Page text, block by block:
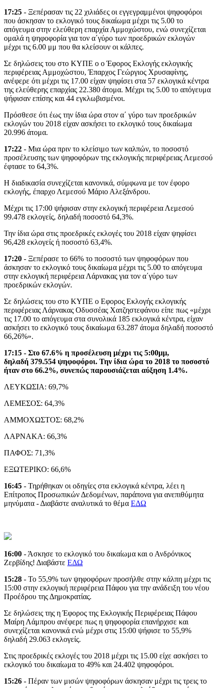
17:25 - Ξεπέρασαν τις 22 χιλιάδες οι εγγεγραμμένοι ψηφοφόροι
που άσκησαν το εκλογικό τους δικαίωμα μέχρι τις 5.00 το
απόγευμα στην ελεύθερη επαρχία Αμμοχώστου, ενώ συνεχίζεται
ομαλά η ψηφοφορία για τον α΄γύρο των προεδρικών εκλογών
μέχρι τις 6.00 μμ που θα κλείσουν οι κάλπες.
Σε δηλώσεις του στο ΚΥΠΕ ο ο Έφορος Εκλογής εκλογικής
περιφέρειας Αμμοχώστου, Έπαρχος Γεώργιος Χρυσαφίνης,
ανέφερε ότι μέχρι τις 17.00 είχαν ψηφίσει στα 57 εκλογικά κέντρα
της ελεύθερης επαρχίας 22.380 άτομα. Μέχρι τις 5.00 το απόγευμα
ψήφισαν επίσης και 44 εγκλωβισμένοι.
Πρόσθεσε ότι έως την ίδια ώρα στον α΄ γύρο των προεδρικών
εκλογών του 2018 είχαν ασκήσει το εκλογικό τους δικαίωμα
20.996 άτομα.
17:22 - Μια ώρα πριν το κλείσιμο των καλπών, το ποσοστό
προσέλευσης των ψηφοφόρων της εκλογικής περιφέρειας Λεμεσού
έφτασε το 64,3%.
Η διαδικασία συνεχίζεται κανονικά, σύμφωνα με τον έφορο
εκλογής, έπαρχο Λεμεσού Μάριο Αλεξάνδρου.
Μέχρι τις 17:00 ψήφισαν στην εκλογική περιφέρεια Λεμεσού
99.478 εκλογείς, δηλαδή ποσοστό 64,3%.
Την ίδια ώρα στις προεδρικές εκλογές του 2018 είχαν ψηφίσει
96,428 εκλογείς ή ποσοστό 63,4%.
17:20 - Ξεπέρασε το 66% το ποσοστό των ψηφοφόρων που
άσκησαν το εκλογικό τους δικαίωμα μέχρι τις 5.00 το απόγευμα
στην εκλογική περιφέρεια Λάρνακας για τον α΄γύρο των
προεδρικών εκλογών.
Σε δηλώσεις του στο ΚΥΠΕ ο Εφορος Εκλογής εκλογικής
περιφέρειας Λάρνακας Οδυσσέας Χατζηστεφάνου είπε πως «μέχρι
τις 17.00 το απόγευμα στα συνολικά 185 εκλογικά κέντρα, είχαν
ασκήσει το εκλογικό τους δικαίωμα 63.287 άτομα δηλαδή ποσοστό
66,26%».
17:15 - Στο 67.6% η προσέλευση μέχρι τις 5:00μμ,
δηλαδή 379.554 ψηφοφόροι. Την ίδια ώρα το 2018 το ποσοστό
ήταν στο 66.2%, συνεπώς παρουσιάζεται αύξηση 1.4%.
ΛΕΥΚΩΣΙΑ: 69,7%
ΛΕΜΕΣΟΣ: 64,3%
ΑΜΜΟΧΩΣΤΟΣ: 68,2%
ΛΑΡΝΑΚΑ: 66,3%
ΠΑΦΟΣ: 71,3%
ΕΞΩΤΕΡΙΚΟ: 66,6%
16:45 - Τηρήθηκαν οι οδηγίες στα εκλογικά κέντρα, λέει η
Επίτροπος Προσωπικών Δεδομένων, παράπονα για ανεπιθύμητα
μηνύματα - Διαβάστε αναλυτικά το θέμα ΕΔΩ
16:00 - Άσκησε το εκλογικό του δικαίωμα και ο Ανδρόνικος
Ζερβίδης! Διαβάστε ΕΔΩ
15:28 - Το 55,9% των ψηφοφόρων προσήλθε στην κάλπη μέχρι τις
15:00 στην εκλογική περιφέρεια Πάφου για την ανάδειξη του νέου
Προέδρου της Δημοκρατίας.
Σε δηλώσεις της η Έφορος της Εκλογικής Περιφέρειας Πάφου
Μαίρη Λάμπρου ανέφερε πως η ψηφοφορία επανήρχισε και
συνεχίζεται κανονικά ενώ μέχρι στις 15:00 ψήφισε το 55,9%
δηλαδή 29.063 εκλογείς.
Στις προεδρικές εκλογές του 2018 μέχρι τις 15.00 είχε ασκήσει το
εκλογικό του δικαίωμα το 49% και 24.402 ψηφοφόροι.
15:26 - Πέραν των μισών ψηφοφόρων άσκησαν μέχρι τις τρεις το